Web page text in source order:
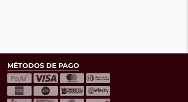
MÉTODOS DE PAGO